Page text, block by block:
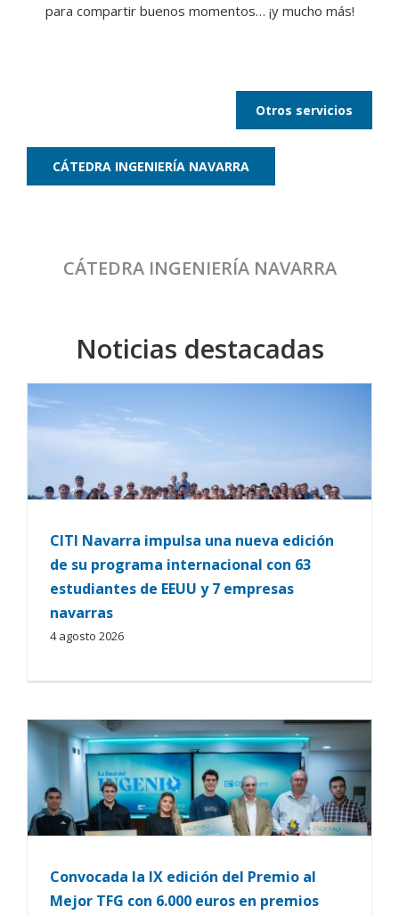
para compartir buenos momentos… ¡y mucho más!
Otros servicios
CÁTEDRA INGENIERÍA NAVARRA
CÁTEDRA INGENIERÍA NAVARRA
Noticias destacadas
CITI Navarra impulsa una nueva edición
de su programa internacional con 63
estudiantes de EEUU y 7 empresas
navarras
4 agosto 2026
Convocada la IX edición del Premio al
Mejor TFG con 6.000 euros en premios